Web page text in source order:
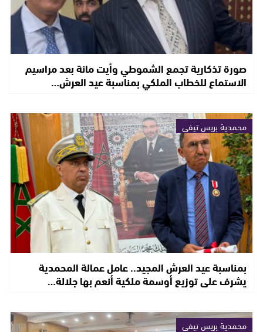
صورة تذكارية تجمع الشموطي وأيت مانة بعد مراسيم
الاستماع للخطاب الملكي بمناسبة عيد العرش…
محمدية بريس تيفي
بمناسبة عيد العرش المجيد.. عامل عمالة المحمدية
يشرف على توزيع أوسمة ملكية أنعم بها جلالة…
محمدية بريس تيفي